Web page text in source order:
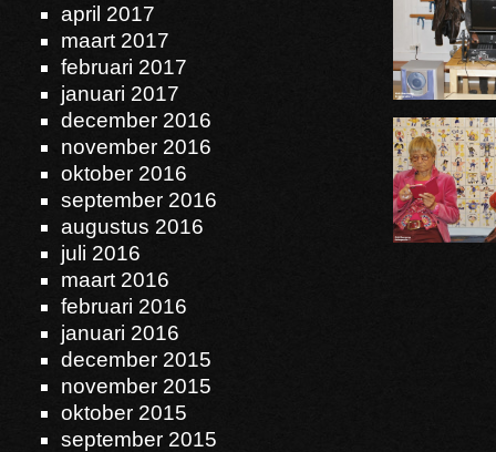
april 2017
maart 2017
februari 2017
januari 2017
december 2016
november 2016
oktober 2016
september 2016
augustus 2016
juli 2016
maart 2016
februari 2016
januari 2016
december 2015
november 2015
oktober 2015
september 2015